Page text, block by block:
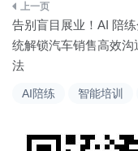
AI陪练 智能培训
文
章
导
告别盲目展业！AI 陪
统解锁汽车销售高效沟
法